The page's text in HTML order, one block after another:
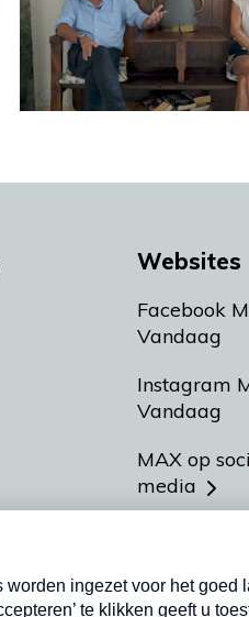
Websites
Facebook
Vandaag
Instagram
Vandaag
MAX op
media
Meldpunt